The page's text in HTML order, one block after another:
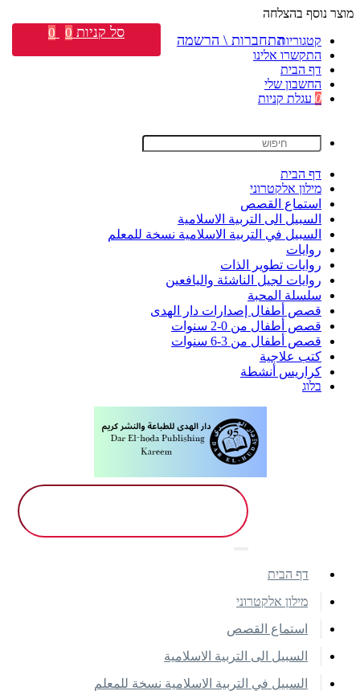
מוצר נוסף בהצלחה
קטגוריות
התקשרו אלינו
דף הבית
החשבון שלי
0 עגלת קניות
דף הבית
מילון אלקטרוני
استماع القصص
السبيل الى التربية الاسلامية
السبيل في التربية الاسلامية نسخة للمعلم
روايات
روايات تطوير الذات
روايات لجيل الناشئة واليافعين
سلسلة المحبة
قصص أطفال إصدارات دار الهدى
قصص أطفال من 0-2 سنوات
قصص أطفال من 3-6 سنوات
كتب علاجية
كراريس أنشطة
בלוג
התחברות \ הרשמה סל קניות 0
0
דף הבית
מילון אלקטרוני
استماع القصص
السبيل الى التربية الاسلامية
السبيل في التربية الاسلامية نسخة للمعلم